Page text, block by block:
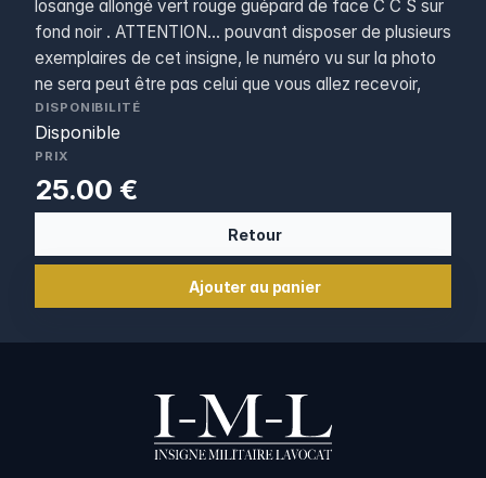
losange allongé vert rouge guépard de face C C S sur
fond noir . ATTENTION... pouvant disposer de plusieurs
exemplaires de cet insigne, le numéro vu sur la photo
ne sera peut être pas celui que vous allez recevoir,
DISPONIBILITÉ
Disponible
PRIX
25.00 €
Retour
Ajouter au panier